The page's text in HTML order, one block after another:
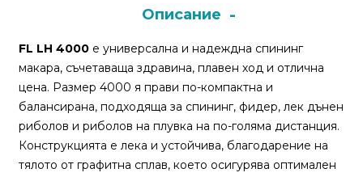
за
риболов
Комплекти
за
риболов
Описание
FL LH 4000 е универсална и надеждна спининг
макара, съчетаваща здравина, плавен ход и отлична
цена. Размер 4000 я прави по-компактна и
балансирана, подходяща за спининг, фидер, лек дънен
риболов и риболов на плувка на по-голяма дистанция.
Конструкцията е лека и устойчива, благодарение на
тялото от графитна сплав, което осигурява оптимален